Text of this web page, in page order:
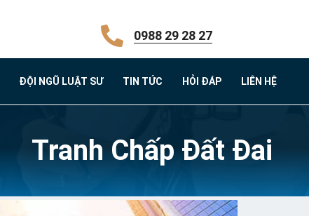
0988 29 28 27
ĐỘI NGŨ LUẬT SƯ TIN TỨC HỎI ĐÁP LIÊN HỆ
Tranh Chấp Đất Đai